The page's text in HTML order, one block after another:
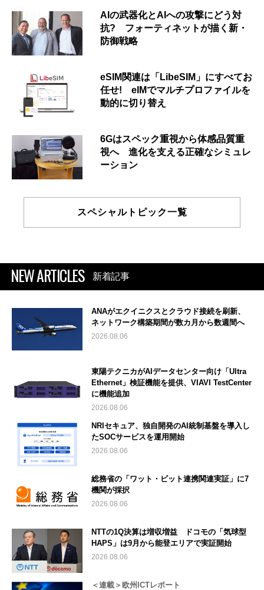
AIの武器化とAIへの攻撃にどう対
抗? フォーティネットが描く新・
防御戦略
eSIM関連は「LibeSIM」にすべてお
任せ! eIMでマルチプロファイルを
動的に切り替え
6Gはスペック重視から体感品質重
視へ 進化を支える正確なシミュレ
ーション
スペシャルトピック一覧
NEW ARTICLES 新着記事
ANAがエクイニクスとクラウド接続を刷新、
ネットワーク構築期間が数カ月から数週間へ
2026.08.06
東陽テクニカがAIデータセンター向け「Ultra
Ethernet」検証機能を提供、VIAVI TestCenter
に機能追加
2026.08.06
NRIセキュア、独自開発のAI統制基盤を導入し
たSOCサービスを運用開始
2026.08.06
総務省の「ワット・ビット連携関連実証」に7
機関が採択
2026.08.06
NTTの1Q決算は増収増益 ドコモの「気球型
HAPS」は9月から能登エリアで実証開始
2026.08.06
＜連載＞欧州ICTレポート